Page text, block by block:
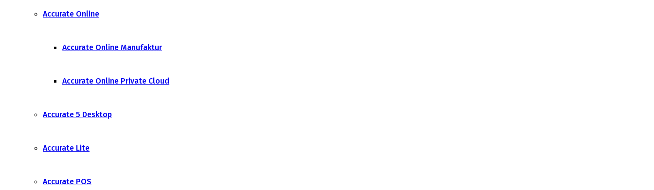
Accurate Online
Accurate Online Manufaktur
Accurate Online Private Cloud
Accurate 5 Desktop
Accurate Lite
Accurate POS